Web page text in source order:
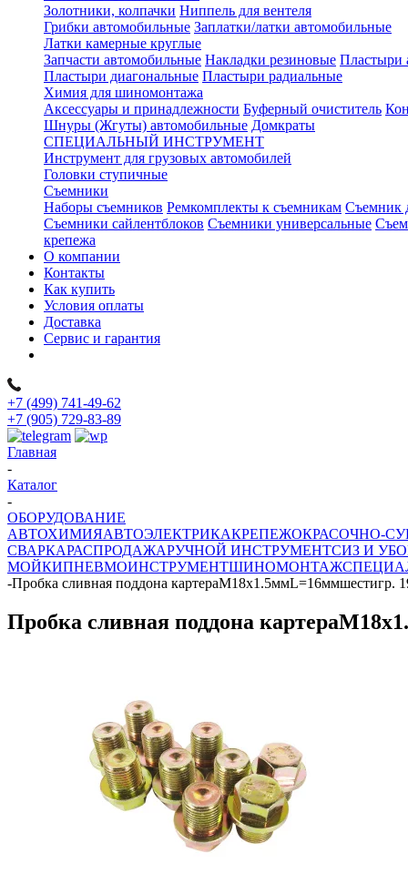
Золотники, колпачки Ниппель для вентеля
Грибки автомобильные Заплатки/латки автомобильные
Латки камерные круглые
Запчасти автомобильные Накладки резиновые Пластыри
Пластыри диагональные Пластыри радиальные
Химия для шиномонтажа
Аксессуары и принадлежности Буферный очиститель
Шнуры (Жгуты) автомобильные Домкраты
СПЕЦИАЛЬНЫЙ ИНСТРУМЕНТ
Инструмент для грузовых автомобилей
Головки ступичные
Съемники
Наборы съемников Ремкомплекты к съемникам Съемник
Съемники сайлентблоков Съемники универсальные
крепежа
О компании
Контакты
Как купить
Условия оплаты
Доставка
Сервис и гарантия
+7 (499) 741-49-62
+7 (905) 729-83-89
Главная
-
Каталог
-
ОБОРУДОВАНИЕ
АВТОХИМИЯАВТОЭЛЕКТРИКАКРЕПЕЖОКРАСОЧНО-
СВАРКАРАСПРОДАЖАРУЧНОЙ ИНСТРУМЕНТСИЗ И
МОЙКИПНЕВМОИНСТРУМЕНТШИНОМОНТАЖ
-Пробка сливная поддона картераМ18х1.5ммL=16ммшестигр.
Пробка сливная поддона